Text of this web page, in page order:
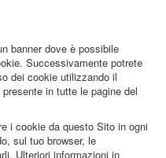
banner dove è possibile
Successivamente potrete
dei cookie utilizzando il
in tutte le pagine del
i cookie da questo Sito in ogni
sul tuo browser, le
Ulteriori informazioni in